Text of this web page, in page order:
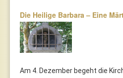
Die Heilige Barbara – Eine
Am 4. Dezember begeht die